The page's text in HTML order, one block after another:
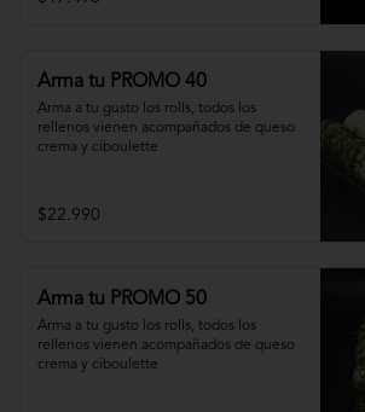
Arma tu PROMO 40
Arma a tu gusto los rolls, todos los
rellenos vienen acompañados de queso
crema y ciboulette
$22.990
Arma tu PROMO 50
Arma a tu gusto los rolls, todos los
rellenos vienen acompañados de queso
crema y ciboulette